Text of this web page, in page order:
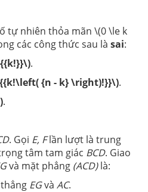
tự nhiên thỏa mãn \(0 \le k
các công thức sau là sai:
.
{n - k} \right)!}}\).
.
. Gọi E, Flần lượt là trung
tâm tam giác BCD. Giao
và mặt phẳng (ACD)là:
EGvà AC.